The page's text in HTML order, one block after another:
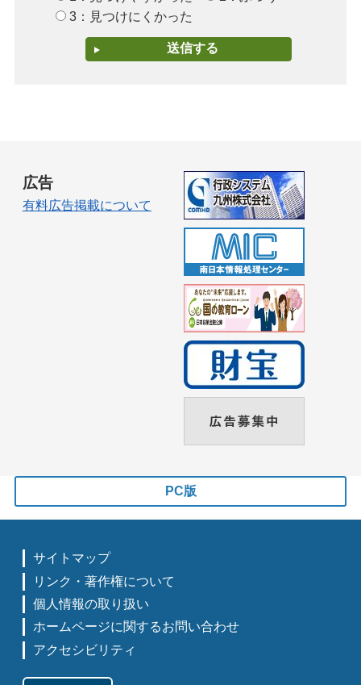
3：見つけにくかった
広告
有料広告掲載について
PC版
サイトマップ
リンク・著作権について
個人情報の取り扱い
ホームページに関するお問い合わせ
アクセシビリティ